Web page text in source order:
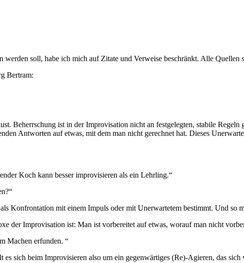
soll, habe ich mich auf Zitate und Verweise beschränkt. Alle Quellen
Bertram:
Beherrschung ist in der Improvisation nicht an festgelegten, stabile
Antworten auf etwas, mit dem man nicht gerechnet hat. Dieses
Koch kann besser improvisieren als ein Lehrling.“
Konfrontation mit einem Impuls oder mit Unerwartetem bestimmt. Und so
der Improvisation ist: Man ist vorbereitet auf etwas, worauf man nicht
Machen erfunden. “
sich beim Improvisieren also um ein gegenwärtiges (Re)-Agieren, das